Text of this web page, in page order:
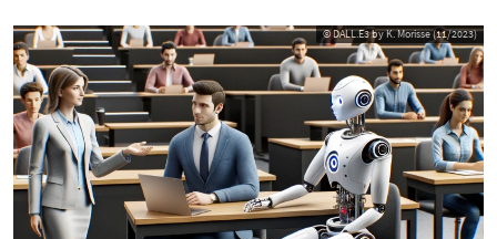
© DALL.E3 by K. Morisse (11/2023)